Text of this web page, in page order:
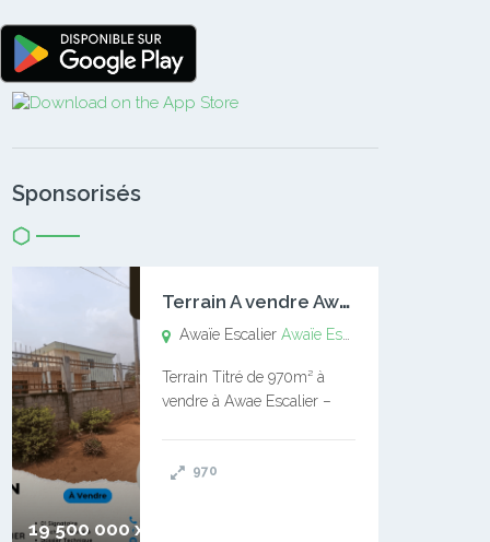
Sponsorisés
19 500 000 xaf
T
errain A vendre Awaïe Escalier
Awaïe EscalierAwaïe Escalier
Terrain Titré de 970m² à
vendre à Awae Escalier –
l’Université Catholique –
970